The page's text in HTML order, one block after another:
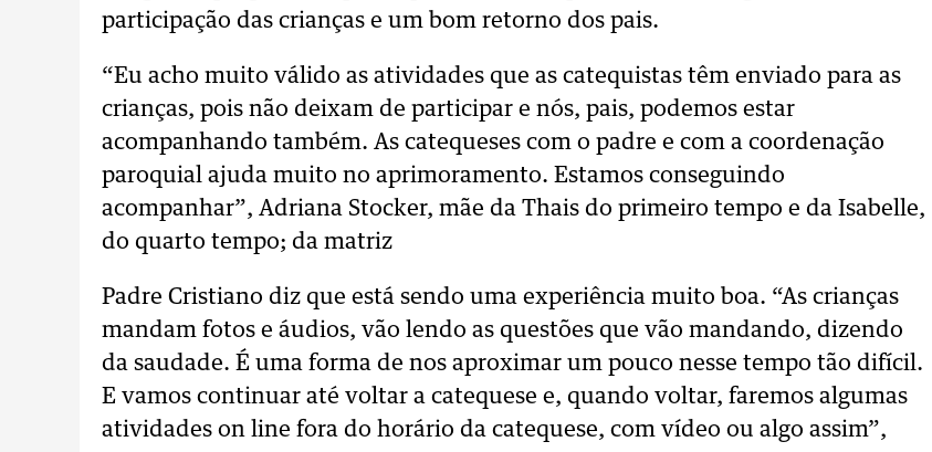
participação das crianças e um bom retorno dos pais.
“Eu acho muito válido as atividades que as catequistas têm enviado para as
crianças, pois não deixam de participar e nós, pais, podemos estar
acompanhando também. As catequeses com o padre e com a coordenação
paroquial ajuda muito no aprimoramento. Estamos conseguindo
acompanhar”, Adriana Stocker, mãe da Thais do primeiro tempo e da Isabelle,
do quarto tempo; da matriz
Padre Cristiano diz que está sendo uma experiência muito boa. “As crianças
mandam fotos e áudios, vão lendo as questões que vão mandando, dizendo
da saudade. É uma forma de nos aproximar um pouco nesse tempo tão difícil.
E vamos continuar até voltar a catequese e, quando voltar, faremos algumas
atividades on line fora do horário da catequese, com vídeo ou algo assim”,